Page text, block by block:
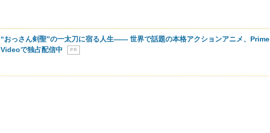
“おっさん剣聖”の一太刀に宿る人生―― 世界で話題の本格アクションアニメ、Prime
Videoで独占配信中
P R